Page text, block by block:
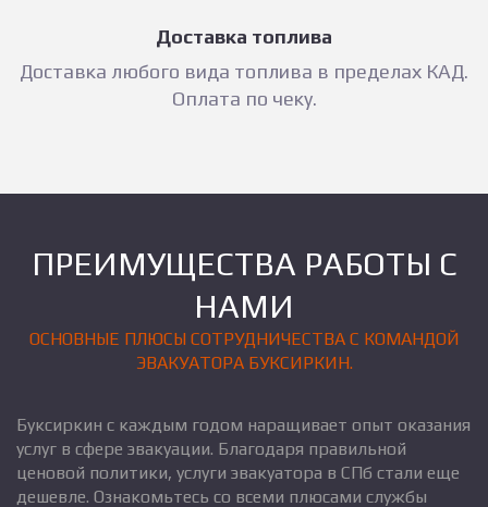
Доставка топлива
Доставка любого вида топлива в пределах КАД.
Оплата по чеку.
ПРЕИМУЩЕСТВА РАБОТЫ С
НАМИ
ОСНОВНЫЕ ПЛЮСЫ СОТРУДНИЧЕСТВА С КОМАНДОЙ
ЭВАКУАТОРА БУКСИРКИН.
Буксиркин с каждым годом наращивает опыт оказания
услуг в сфере эвакуации. Благодаря правильной
ценовой политики, услуги эвакуатора в СПб стали еще
дешевле. Ознакомьтесь со всеми плюсами службы